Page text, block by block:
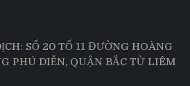
SỐ 20 TỔ 11 ĐƯỜNG HOÀNG
PHÚ DIỄN, QUẬN BẮC TỪ LIÊM